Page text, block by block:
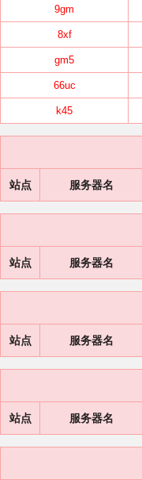
9gm
8xf
gm5
66uc
k45
站点 服务器名
站点 服务器名
站点 服务器名
站点 服务器名